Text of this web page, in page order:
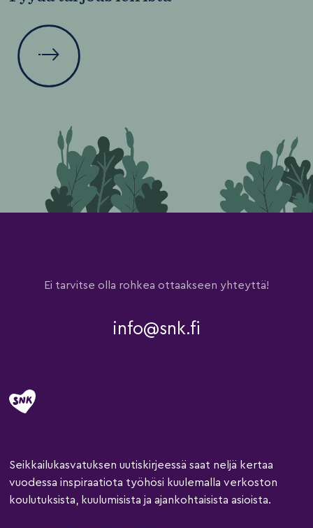
Ei tarvitse olla rohkea ottaakseen yhteyttä!
info@snk.fi
Seikkailukasvatuksen uutiskirjeessä saat neljä kertaa
vuodessa inspiraatiota työhösi kuulemalla verkoston
koulutuksista, kuulumisista ja ajankohtaisista asioista.